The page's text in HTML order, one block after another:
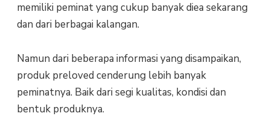
memiliki peminat yang cukup banyak diea sekarang
dan dari berbagai kalangan.
Namun dari beberapa informasi yang disampaikan,
produk preloved cenderung lebih banyak
peminatnya. Baik dari segi kualitas, kondisi dan
bentuk produknya.